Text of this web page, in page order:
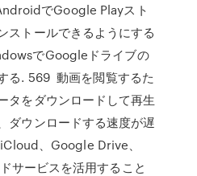
でGoogle Playスト
ストールできるようにする
でGoogleドライブの
る. 569 動画を閲覧するた
タをダウンロードして再生
ダウンロードする速度が遅
、Google Drive、
サービスを活用すること